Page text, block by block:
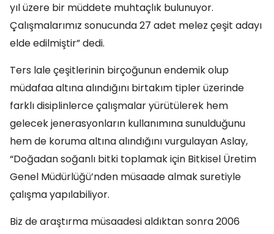
yıl üzere bir müddete muhtaçlık bulunuyor.
Çalışmalarımız sonucunda 27 adet melez çeşit adayı
elde edilmiştir” dedi.
Ters lale çeşitlerinin birçoğunun endemik olup
müdafaa altına alındığını birtakım tipler üzerinde
farklı disiplinlerce çalışmalar yürütülerek hem
gelecek jenerasyonların kullanımına sunulduğunu
hem de koruma altına alındığını vurgulayan Aslay,
“Doğadan soğanlı bitki toplamak için Bitkisel Üretim
Genel Müdürlüğü’nden müsaade almak suretiyle
çalışma yapılabiliyor.
Biz de araştırma müsaadesi aldıktan sonra 2006